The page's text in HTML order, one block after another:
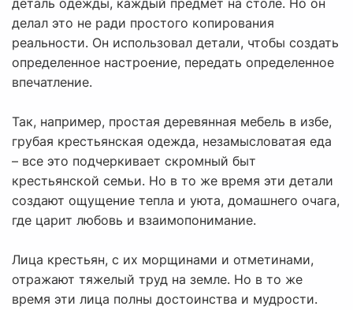
деталь одежды, каждый предмет на столе. Но он
делал это не ради простого копирования
реальности. Он использовал детали, чтобы создать
определенное настроение, передать определенное
впечатление.
Так, например, простая деревянная мебель в избе,
грубая крестьянская одежда, незамысловатая еда
– все это подчеркивает скромный быт
крестьянской семьи. Но в то же время эти детали
создают ощущение тепла и уюта, домашнего очага,
где царит любовь и взаимопонимание.
Лица крестьян, с их морщинами и отметинами,
отражают тяжелый труд на земле. Но в то же
время эти лица полны достоинства и мудрости.